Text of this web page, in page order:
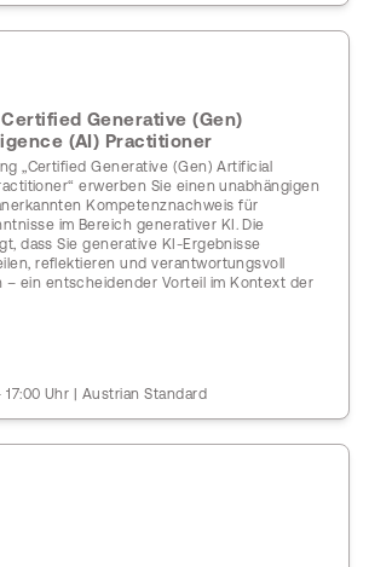
Generative (Gen)
(AI) Practitioner
„Certified Generative (Gen) Artificial
erwerben Sie einen unabhängigen
Kompetenznachweis für
im Bereich generativer KI. Die
dass Sie generative KI-Ergebnisse
reflektieren und verantwortungsvoll
– ein entscheidender Vorteil im Kontext der
17:00 Uhr | Austrian Standard